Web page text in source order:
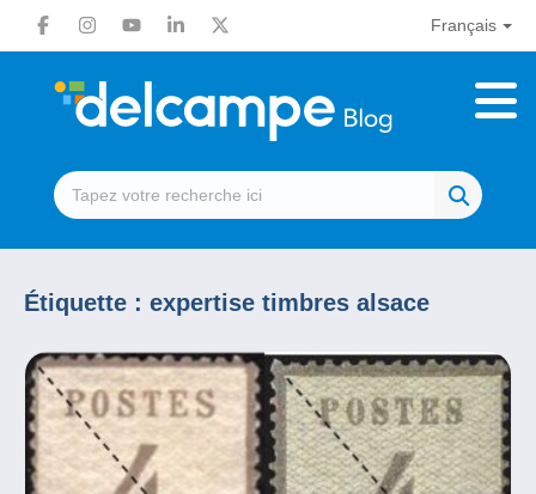
Français
Étiquette : expertise timbres alsace